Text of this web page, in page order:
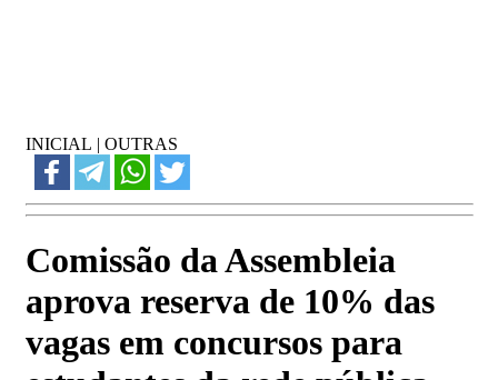
INICIAL | OUTRAS
Comissão da Assembleia
aprova reserva de 10% das
vagas em concursos para